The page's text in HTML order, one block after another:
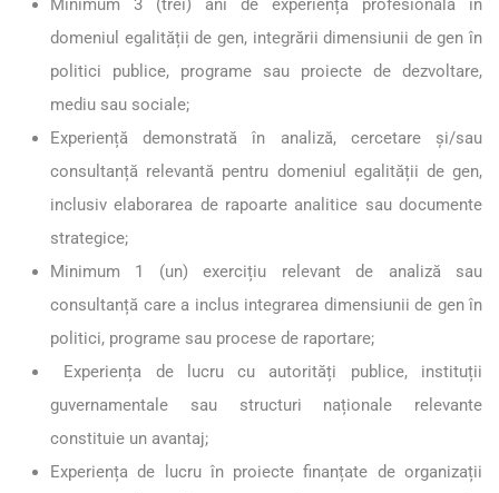
Minimum 3 (trei) ani de experiență profesională în
domeniul egalității de gen, integrării dimensiunii de gen în
politici publice, programe sau proiecte de dezvoltare,
mediu sau sociale;
Experiență demonstrată în analiză, cercetare și/sau
consultanță relevantă pentru domeniul egalității de gen,
inclusiv elaborarea de rapoarte analitice sau documente
strategice;
Minimum 1 (un) exercițiu relevant de analiză sau
consultanță care a inclus integrarea dimensiunii de gen în
politici, programe sau procese de raportare;
Experiența de lucru cu autorități publice, instituții
guvernamentale sau structuri naționale relevante
constituie un avantaj;
Experiența de lucru în proiecte finanțate de organizații